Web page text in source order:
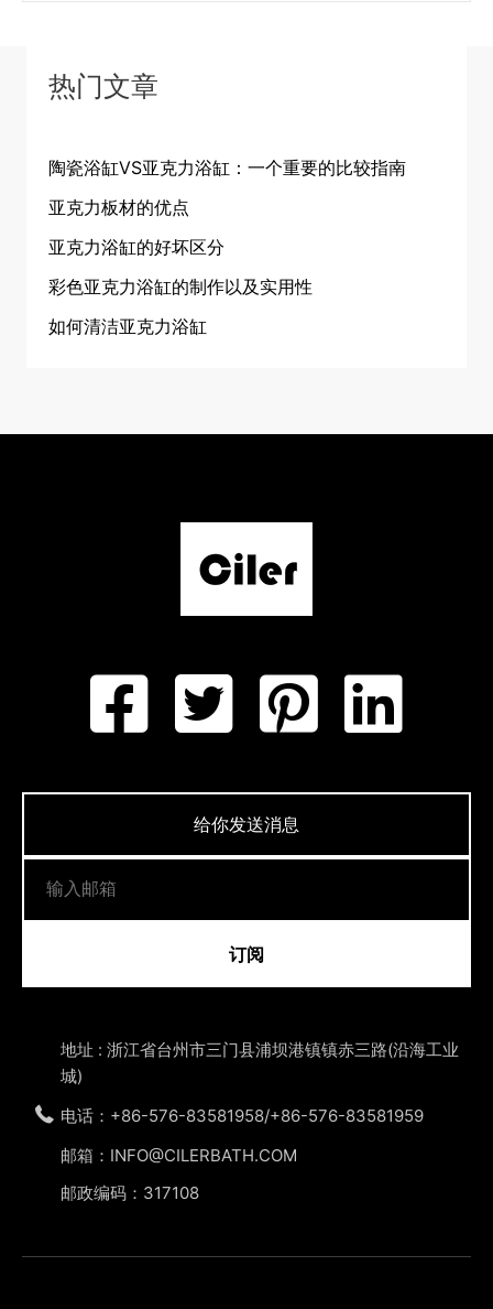
热门文章
陶瓷浴缸VS亚克力浴缸：一个重要的比较指南
亚克力板材的优点
亚克力浴缸的好坏区分
彩色亚克力浴缸的制作以及实用性
如何清洁亚克力浴缸
给你发送消息
订阅
地址 : 浙江省台州市三门县浦坝港镇镇赤三路(沿海工业
城)
电话：+86-576-83581958/+86-576-83581959
邮箱：INFO@CILERBATH.COM
邮政编码：317108